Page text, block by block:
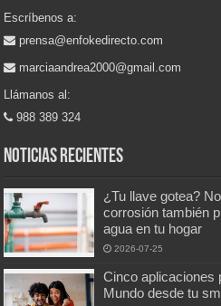
Escríbenos a:
prensa@enfokedirecto.com
marciaandrea2000@gmail.com
Llámanos al:
988 389 324
Noticias recientes
¿Tu llave gotea?
corrosión también
agua en tu hogar
2026-07-25
Cinco aplicaciones
Mundo desde tu